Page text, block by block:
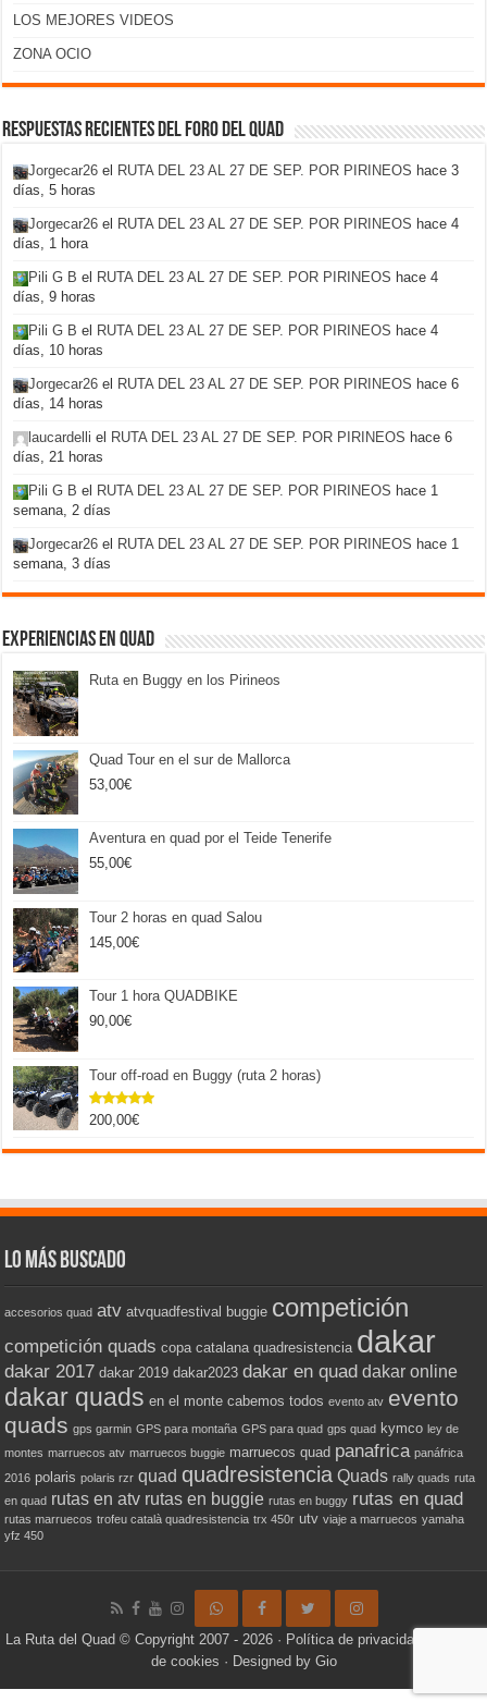
LOS MEJORES VIDEOS
ZONA OCIO
Respuestas recientes del foro del Quad
Jorgecar26 el RUTA DEL 23 AL 27 DE SEP. POR PIRINEOS hace 3
días, 5 horas
Jorgecar26 el RUTA DEL 23 AL 27 DE SEP. POR PIRINEOS hace 4
días, 1 hora
Pili G B el RUTA DEL 23 AL 27 DE SEP. POR PIRINEOS hace 4
días, 9 horas
Pili G B el RUTA DEL 23 AL 27 DE SEP. POR PIRINEOS hace 4
días, 10 horas
Jorgecar26 el RUTA DEL 23 AL 27 DE SEP. POR PIRINEOS hace 6
días, 14 horas
laucardelli el RUTA DEL 23 AL 27 DE SEP. POR PIRINEOS hace 6
días, 21 horas
Pili G B el RUTA DEL 23 AL 27 DE SEP. POR PIRINEOS hace 1
semana, 2 días
Jorgecar26 el RUTA DEL 23 AL 27 DE SEP. POR PIRINEOS hace 1
semana, 3 días
Experiencias en Quad
Ruta en Buggy en los Pirineos
Quad Tour en el sur de Mallorca
53,00€
Aventura en quad por el Teide Tenerife
55,00€
Tour 2 horas en quad Salou
145,00€
Tour 1 hora QUADBIKE
90,00€
Tour off-road en Buggy (ruta 2 horas)
Valorado
de 5
200,00€
Lo más buscado
accesorios quad atv atvquadfestival buggie competición
competición quads copa catalana quadresistencia dakar
dakar 2017 dakar 2019 dakar2023 dakar en quad dakar online
dakar quads en el monte cabemos todos evento atv evento
quads gps garmin GPS para montaña GPS para quad gps quad kymco ley de
montes marruecos atv marruecos buggie marruecos quad panafrica panáfrica
2016 polaris polaris rzr quad quadresistencia Quads rally quads ruta
en quad rutas en atv rutas en buggie rutas en buggy rutas en quad
rutas marruecos trofeu català quadresistencia trx 450r utv viaje a marruecos yamaha
yfz 450
La Ruta del Quad © Copyright 2007 - 2026 · Política de privacidad
de cookies · Designed by Gio